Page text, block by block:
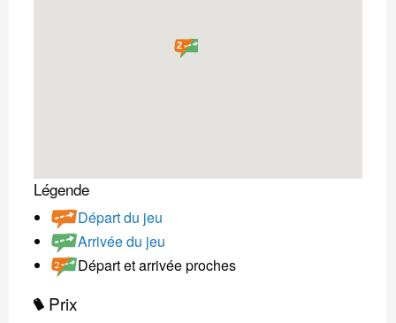
2
Légende
Départ du jeu
Arrivée du jeu
Départ et arrivée proches
Prix